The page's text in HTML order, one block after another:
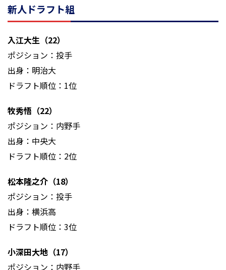
新人ドラフト組
入江大生（22）
ポジション：投手
出身：明治大
ドラフト順位：1位
牧秀悟（22）
ポジション：内野手
出身：中央大
ドラフト順位：2位
松本隆之介（18）
ポジション：投手
出身：横浜高
ドラフト順位：3位
小深田大地（17）
ポジション：内野手